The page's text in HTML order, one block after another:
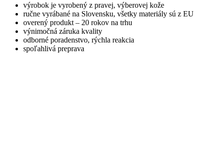
výrobok je vyrobený z pravej, výberovej kože
ručne vyrábané na Slovensku, všetky materiály sú z EU
overený produkt – 20 rokov na trhu
výnimočná záruka kvality
odborné poradenstvo, rýchla reakcia
spoľahlivá preprava